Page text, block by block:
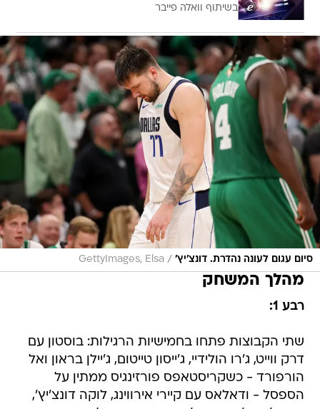
בשיתוף וואלה פייבר
סיום עגום לעונה נהדרת. דונצ'יץ' /
GettyImages, Elsa
מהלך המשחק
רבע 1:
שתי הקבוצות פתחו בחמישיות הרגילות: בוסטון עם
דרק ווייט, ג'רו הולידיי, ג'ייסון טייטום, ג'יילן בראון ואל
הורפורד - כשקריסטאפס פורזינגיס ממתין על
הספסל - ודאלאס עם קיירי אירווינג, לוקה דונצ'יץ',